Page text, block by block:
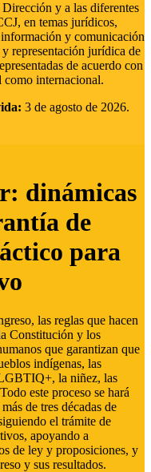
y a las diferentes
en temas jurídicos,
y comunicación
representación jurídica de
de acuerdo con
como internacional.
3 de agosto de 2026.
dinámicas
de
para
las reglas que hacen
Constitución y los
que garantizan que
indígenas, las
la niñez, las
este proceso se hará
de tres décadas de
el trámite de
apoyando a
de ley y proposiciones, y
y sus resultados.